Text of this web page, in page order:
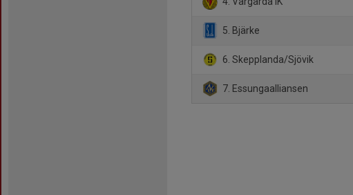
5. Bjärke
6. Skepplanda/Sjövik
7. Essungaalliansen